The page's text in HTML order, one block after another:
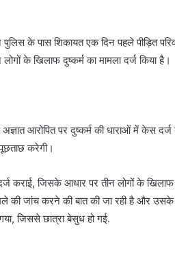
के पास शिकायत एक दिन पहले पीड़ित
के खिलाफ दुष्कर्म का मामला दर्ज किया है।
आरोपित पर दुष्कर्म की धाराओं में केस
करेगी।
कराई, जिसके आधार पर तीन लोगों के
की जांच करने की बात की जा रही है और उसके
जिससे छात्रा बेसुध हो गई.